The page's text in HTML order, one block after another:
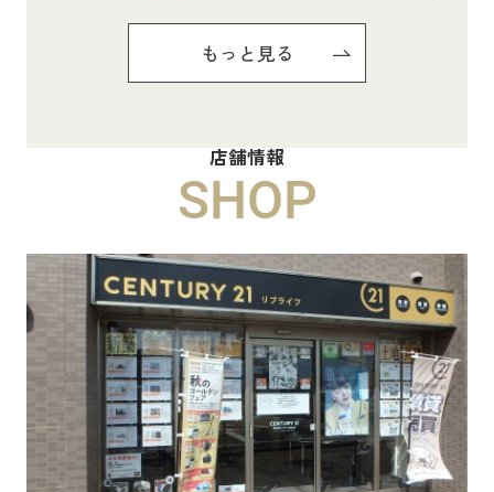
Pure Ryuju Ⅱ101
ハイムメゾン白鳥台201
6.5万円
物件詳細へ
ハイムレトア飾東A103
7.4万円
物件詳細へ
もっと見る
店舗情報
SHOP